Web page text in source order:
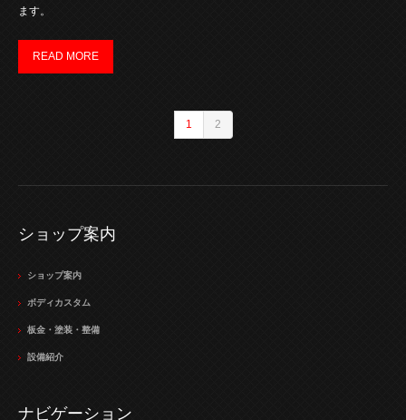
ます。
READ MORE
1 2
ショップ案内
ショップ案内
ボディカスタム
板金・塗装・整備
設備紹介
ナビゲーション